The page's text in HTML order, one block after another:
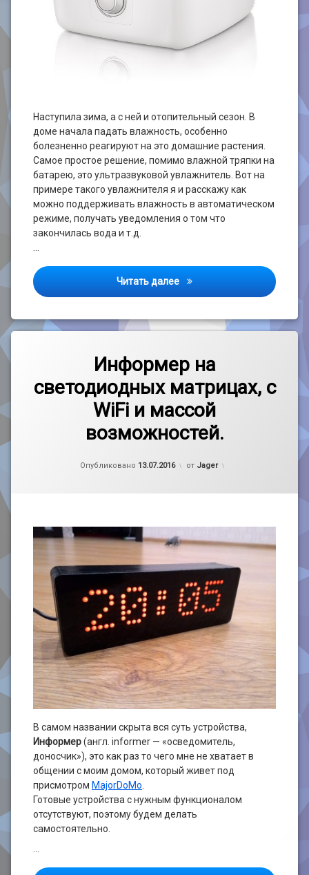
Наступила зима, а с ней и отопительный сезон. В
доме начала падать влажность, особенно
болезненно реагируют на это домашние растения.
Самое простое решение, помимо влажной тряпки на
батарею, это ультразвуковой увлажнитель. Вот на
примере такого увлажнителя я и расскажу как
можно поддерживать влажность в автоматическом
режиме, получать уведомления о том что
закончилась вода и т.д.
…
Читать далее Увлажнитель воздуха,
Информер на
светодиодных матрицах, с
WiFi и массой
возможностей.
Опубликовано 13.07.2016
Обновлено на
от Jager
В самом названии скрыта вся суть устройства,
Информер(англ. informer — «осведомитель,
доносчик»), это как раз то чего мне не хватает в
общении с моим домом, который живет под
присмотром MajorDoMo
Готовые устройства с нужным функционалом
отсутствуют, поэтому будем делать
самостоятельно.
Самоделка
записи
Информер